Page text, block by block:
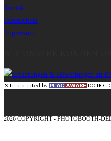
Kontakt
Datenschutz
Impressum
2026 COPYRIGHT - PHOTOBOOTH-